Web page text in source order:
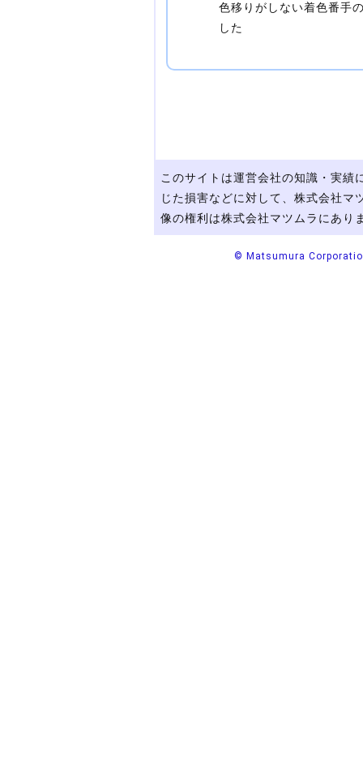
色移りがしない着色番手
した
このサイトは運営会社の知識・実績
じた損害などに対して、株式会社マ
像の権利は株式会社マツムラにあり
© Matsumura